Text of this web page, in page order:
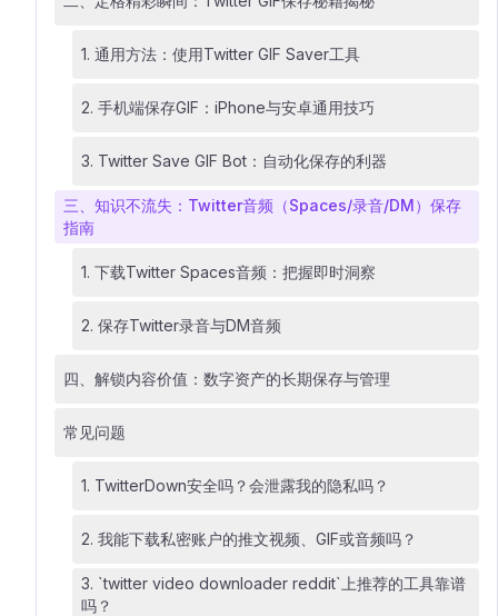
1. 通用方法：使用Twitter GIF Saver工具
2. 手机端保存GIF：iPhone与安卓通用技巧
3. Twitter Save GIF Bot：自动化保存的利器
三、知识不流失：Twitter音频（Spaces/录音/DM）保存
指南
1. 下载Twitter Spaces音频：把握即时洞察
2. 保存Twitter录音与DM音频
四、解锁内容价值：数字资产的长期保存与管理
常见问题
1. TwitterDown安全吗？会泄露我的隐私吗？
2. 我能下载私密账户的推文视频、GIF或音频吗？
3. `twitter video downloader reddit`上推荐的工具靠谱
吗？